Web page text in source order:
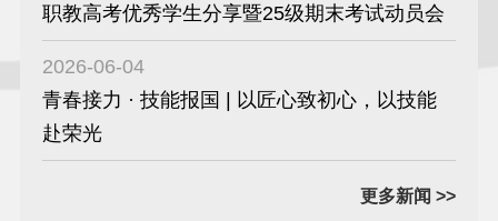
职教高考优秀学生分享暨25级期末考试动员会
2026-06-04
青春接力 · 技能报国 | 以匠心致初心，以技能
赴荣光
更多新闻 >>